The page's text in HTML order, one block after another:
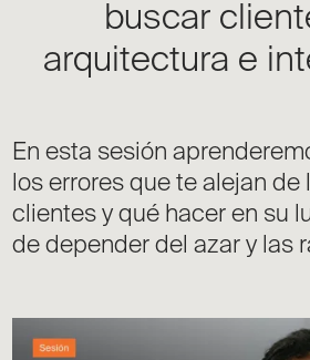
buscar
arquitectura e
En esta sesión
los errores que te alejan de
clientes y qué hacer en su
de depender del azar y las